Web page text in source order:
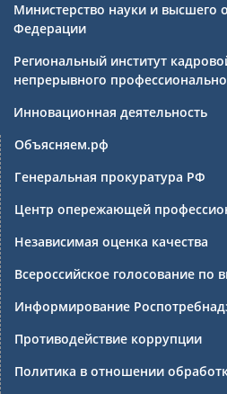
Министерство науки и высшего
Федерации
Региональный институт
непрерывного
Инновационная деятельность
Объясняем.рф
Генеральная прокуратура РФ
Центр опережающей
Независимая оценка качества
Всероссийское голосование по
Информирование
Противодействие коррупции
Политика в отношении